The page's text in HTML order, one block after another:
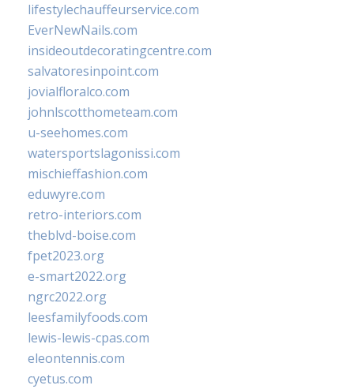
lifestylechauffeurservice.com
EverNewNails.com
insideoutdecoratingcentre.com
salvatoresinpoint.com
jovialfloralco.com
johnlscotthometeam.com
u-seehomes.com
watersportslagonissi.com
mischieffashion.com
eduwyre.com
retro-interiors.com
theblvd-boise.com
fpet2023.org
e-smart2022.org
ngrc2022.org
leesfamilyfoods.com
lewis-lewis-cpas.com
eleontennis.com
cyetus.com